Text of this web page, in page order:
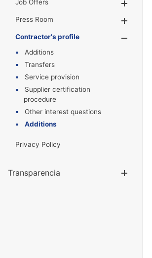
Job Offers
Press Room
Contractor's profile
Additions
Transfers
Service provision
Supplier certification
procedure
Other interest questions
Additions
Privacy Policy
Transparencia